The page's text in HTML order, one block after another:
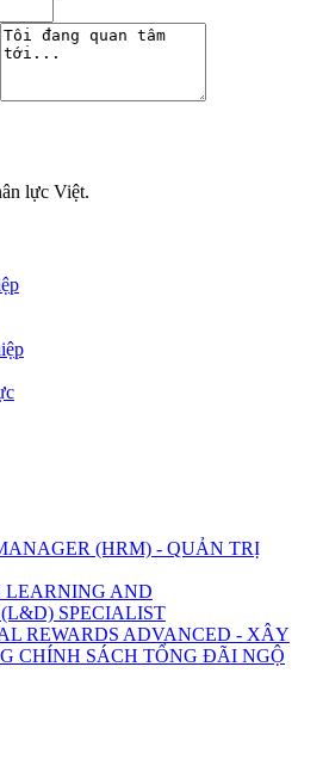
lực Việt.
(HRM) - QUẢN TRỊ
LEARNING AND
SPECIALIST
REWARDS ADVANCED - XÂY
CHÍNH SÁCH TỔNG ĐÃI NGỘ